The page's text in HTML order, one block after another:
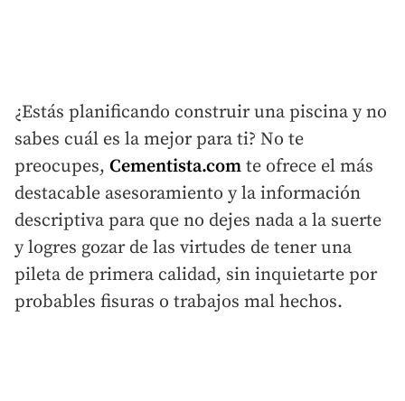
¿Estás planificando construir una piscina y no
sabes cuál es la mejor para ti? No te
preocupes, Cementista.com te ofrece el más
destacable asesoramiento y la información
descriptiva para que no dejes nada a la suerte
y logres gozar de las virtudes de tener una
pileta de primera calidad, sin inquietarte por
probables fisuras o trabajos mal hechos.